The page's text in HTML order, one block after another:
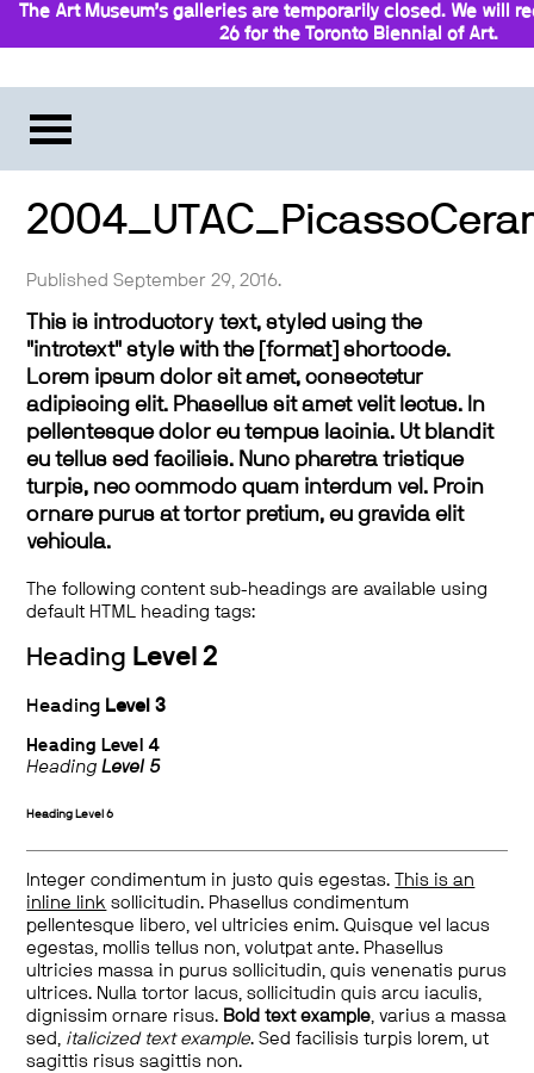
The Art Museum’s galleries are temporarily closed. We will
26 for the Toronto Biennial of Art.
Published September 29, 2016.
This is introductory text, styled using the
"introtext" style with the [format] shortcode.
Lorem ipsum dolor sit amet, consectetur
adipiscing elit. Phasellus sit amet velit lectus. In
pellentesque dolor eu tempus lacinia. Ut blandit
eu tellus sed facilisis. Nunc pharetra tristique
turpis, nec commodo quam interdum vel. Proin
ornare purus at tortor pretium, eu gravida elit
vehicula.
The following content sub-headings are available using
default HTML heading tags:
Heading Level 2
Heading Level 3
Heading Level 4
HeadingLevel 5
Heading Level 6
Integer condimentum in justo quis egestas.
This is an
inline link sollicitudin. Phasellus condimentum
pellentesque libero, vel ultricies enim. Quisque vel lacus
egestas, mollis tellus non, volutpat ante. Phasellus
ultricies massa in purus sollicitudin, quis venenatis purus
ultrices. Nulla tortor lacus, sollicitudin quis arcu iaculis,
dignissim ornare risus. Bold text example, varius a massa
sed, italicized text example. Sed facilisis turpis lorem, ut
sagittis risus sagittis non.